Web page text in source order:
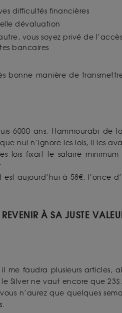
difficultés financières
dévaluation
vous soyez privé de
bancaires
bonne manière de
6000 ans. Hammourabi de
nul n’ignore les lois, il les
lois fixait le salaire
aujourd’hui à 58€, l’once
À SA JUSTE
me faudra plusieurs articles,
le Silver ne vaut encore que
n’aurez que quelques